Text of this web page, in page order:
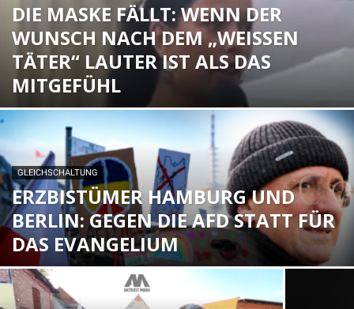
DIE MASKE FÄLLT: WENN DER
WUNSCH NACH DEM „WEISSEN T
ÄTER“ LAUTER IST ALS DAS M
ITGEFÜHL
GLEICHSCHALTUNG
ERZBISTÜMER HAMBURG UND
BERLIN: GEGEN DIE AFD STATT FÜR
DAS EVANGELIUM